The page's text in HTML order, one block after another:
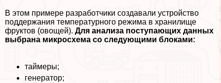
В этом примере разработчики создавали устройство
поддержания температурного режима в хранилище
фруктов (овощей). Для анализа поступающих данных
выбрана микросхема со следующими блоками:
таймеры;
генератор;